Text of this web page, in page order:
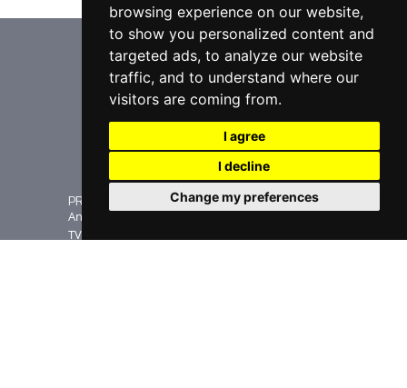
browsing experience on our website,
to show you personalized content and
targeted ads, to analyze our website
traffic, and to understand where our
visitors are coming from.
I agree
I decline
Change my preferences
EMME ESSE SPA
Downloadbereich
Software-Update
Registrieren Sie die Seriennummer
Unternehmen
PRODUKTE
Antennen
TV Verstärker